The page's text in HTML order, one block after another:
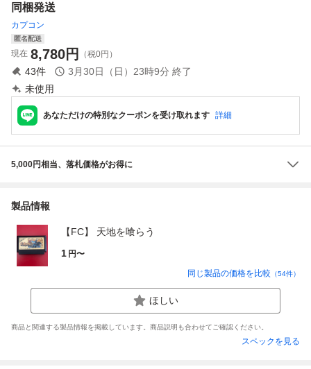
同梱発送
カプコン
匿名配送
現在 8,780円 （税0円）
43件 3月30日（日）23時9分 終了
未使用
あなただけの特別なクーポンを受け取れます 詳細
5,000円相当、落札価格がお得に
製品情報
【FC】 天地を喰らう
1 円〜
同じ製品の価格を比較 （54件）
ほしい
商品と関連する製品情報を掲載しています。商品説明も合わせてご確認ください。
スペックを見る